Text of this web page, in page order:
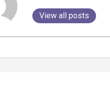
View all posts